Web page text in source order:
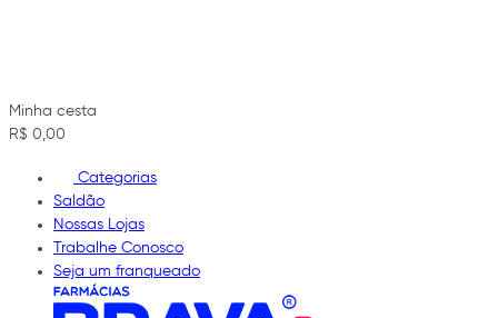
Minha cesta
R$ 0,00
Categorias
Saldão
Nossas Lojas
Trabalhe Conosco
Seja um franqueado